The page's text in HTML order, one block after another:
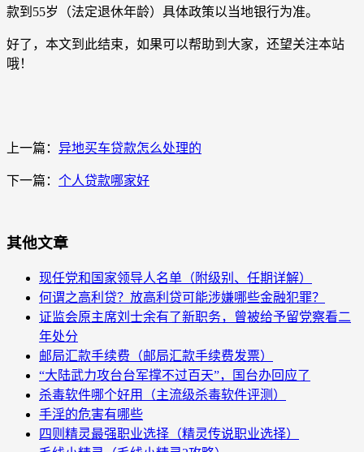
款到55岁（法定退休年龄）具体政策以当地银行为准。
好了，本文到此结束，如果可以帮助到大家，还望关注本站
哦！
上一篇： 异地买车贷款怎么处理的
下一篇： 个人贷款哪家好
其他文章
现任党和国家领导人名单（附级别、任期详解）
何谓之高利贷？放高利贷可能涉嫌哪些金融犯罪？
证监会原主席刘士余有了新职务，曾被给予留党察看二
年处分
邮局汇款手续费（邮局汇款手续费发票）
“大陆武力攻台台军撑不过百天”，国台办回应了
杀毒软件哪个好用（主流级杀毒软件评测）
手淫的危害有哪些
四则精灵最强职业选择（精灵传说职业选择）